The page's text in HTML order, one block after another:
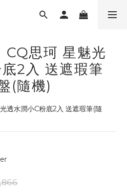
CQ思珂 星魅光
2入 送遮瑕筆
(隨機)
透水潤小C粉底2入 送遮瑕筆(隨